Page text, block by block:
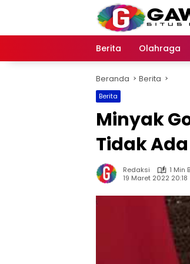
Berita Olahraga
Beranda Berita
Berita
Minyak
Tidak
Redaksi
1 Min
19 Maret 2022 20:18